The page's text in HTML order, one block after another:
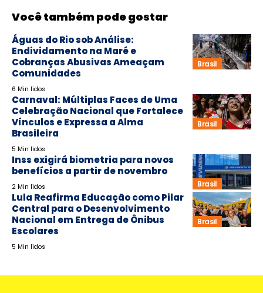
Você também pode gostar
Brasil
Águas do Rio sob Análise:
Endividamento na Maré e
Cobranças Abusivas Ameaçam
Comunidades
6 Min lidos
Brasil
Carnaval: Múltiplas Faces de Uma
Celebração Nacional que Fortalece
Vínculos e Expressa a Alma
Brasileira
5 Min lidos
Brasil
Inss exigirá biometria para novos
benefícios a partir de novembro
2 Min lidos
Brasil
Lula Reafirma Educação como Pilar
Central para o Desenvolvimento
Nacional em Entrega de Ônibus
Escolares
5 Min lidos